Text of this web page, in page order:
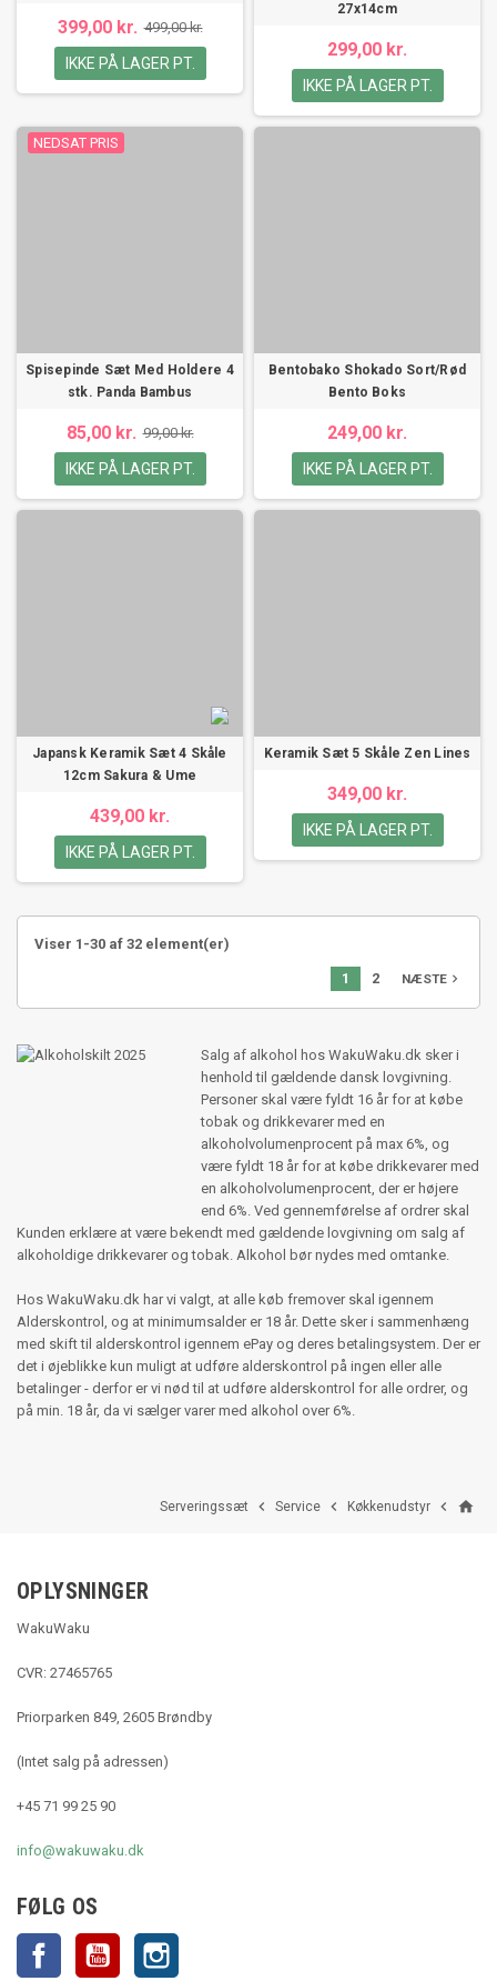
399,00 kr. 499,00 kr.
IKKE PÅ LAGER PT.
27x14cm
299,00 kr.
IKKE PÅ LAGER PT.
NEDSAT PRIS
Spisepinde Sæt Med Holdere 4
stk. Panda Bambus
85,00 kr. 99,00 kr.
IKKE PÅ LAGER PT.
Bentobako Shokado Sort/Rød
Bento Boks
249,00 kr.
IKKE PÅ LAGER PT.
Japansk Keramik Sæt 4 Skåle
12cm Sakura & Ume
439,00 kr.
IKKE PÅ LAGER PT.
Keramik Sæt 5 Skåle Zen Lines
349,00 kr.
IKKE PÅ LAGER PT.
Viser 1-30 af 32 element(er)
1 2 NÆSTE 
Salg af alkohol hos WakuWaku.dk sker i
henhold til gældende dansk lovgivning.
Personer skal være fyldt 16 år for at købe
tobak og drikkevarer med en
alkoholvolumenprocent på max 6%, og
være fyldt 18 år for at købe drikkevarer med
en alkoholvolumenprocent, der er højere
end 6%. Ved gennemførelse af ordrer skal
Kunden erklære at være bekendt med gældende lovgivning om salg af
alkoholdige drikkevarer og tobak. Alkohol bør nydes med omtanke.
Hos WakuWaku.dk har vi valgt, at alle køb fremover skal igennem
Alderskontrol, og at minimumsalder er 18 år. Dette sker i sammenhæng
med skift til alderskontrol igennem ePay og deres betalingsystem. Der er
det i øjeblikke kun muligt at udføre alderskontrol på ingen eller alle
betalinger - derfor er vi nød til at udføre alderskontrol for alle ordrer, og
på min. 18 år, da vi sælger varer med alkohol over 6%.
home

Køkkenudstyr

Service

Serveringssæt
OPLYSNINGER
WakuWaku
CVR: 27465765
Priorparken 849, 2605 Brøndby
(Intet salg på adressen)
+45 71 99 25 90
info@wakuwaku.dk
FØLG OS
Facebook YouTube